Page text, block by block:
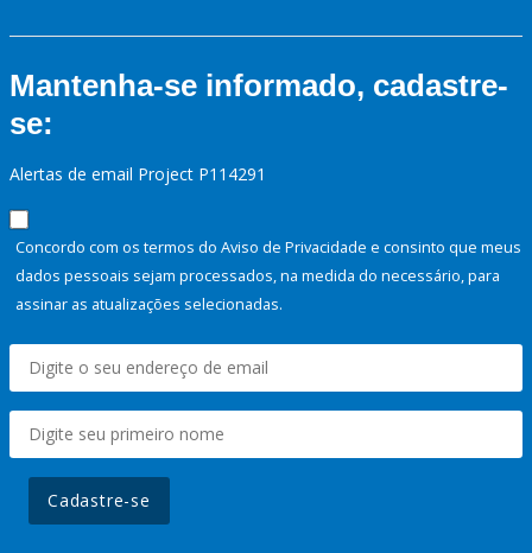
Mantenha-se informado, cadastre-
se:
Alertas de email Project P114291
Concordo com os termos do Aviso de Privacidade e consinto que meus
dados pessoais sejam processados, na medida do necessário, para
assinar as atualizações selecionadas.
Cadastre-se